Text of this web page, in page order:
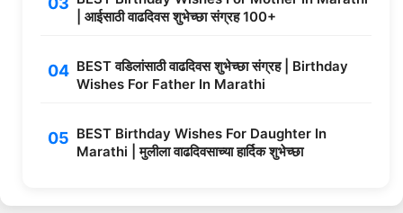
| आईसाठी वाढदिवस शुभेच्छा संग्रह 100+
BEST वडिलांसाठी वाढदिवस शुभेच्छा संग्रह | Birthday
Wishes For Father In Marathi
BEST Birthday Wishes For Daughter In
Marathi | मुलीला वाढदिवसाच्या हार्दिक शुभेच्छा